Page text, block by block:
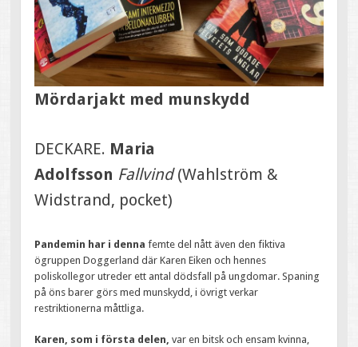
Mördarjakt med munskydd
DECKARE. Maria
Adolfsson Fallvind(Wahlström &
Widstrand, pocket)
Pandemin har i denna femte del nått även den fiktiva
ögruppen Doggerland där Karen Eiken och hennes
poliskollegor utreder ett antal dödsfall på ungdomar. Spaning
på öns barer görs med munskydd, i övrigt verkar
restriktionerna måttliga.
Karen, som i första delen, var en bitsk och ensam kvinna,